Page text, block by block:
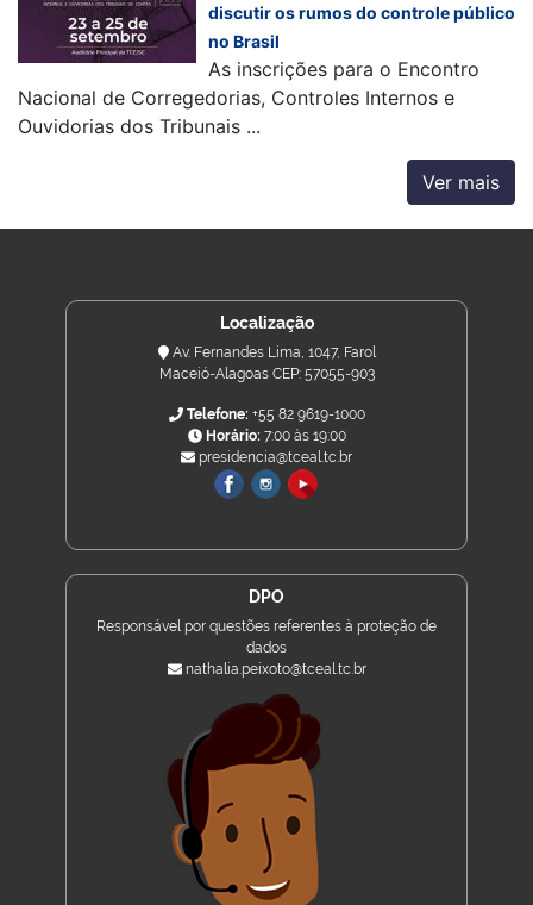
discutir os rumos do controle público
no Brasil
As inscrições para o Encontro
Nacional de Corregedorias, Controles Internos e
Ouvidorias dos Tribunais ...
Ver mais
Localização
Av. Fernandes Lima, 1047, Farol
Maceió-Alagoas CEP: 57055-903
Telefone:+55 82 9619-1000
Horário:7:00 às 19:00
presidencia@tceal.tc.br
DPO
Responsável por questões referentes à proteção de
dados
nathalia.peixoto@tceal.tc.br